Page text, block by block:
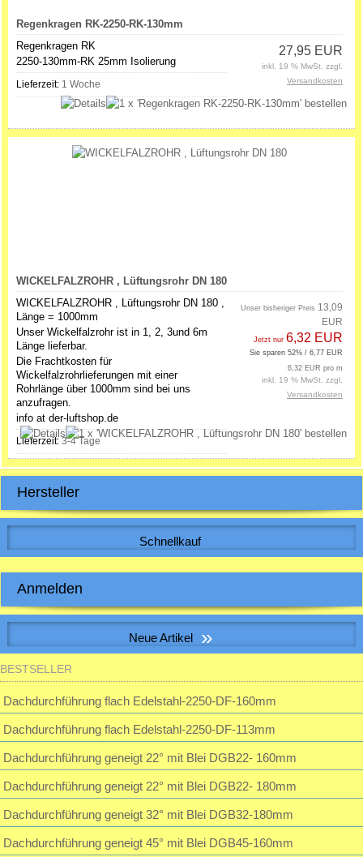
Regenkragen RK-2250-RK-130mm
Regenkragen RK
2250-130mm-RK 25mm Isolierung
Lieferzeit: 1 Woche
27,95 EUR
inkl. 19 % MwSt. zzgl.
Versandkosten
WICKELFALZROHR , Lüftungsrohr DN 180
WICKELFALZROHR , Lüftungsrohr DN 180 ,
Länge = 1000mm
Unser Wickelfalzrohr ist in 1, 2, 3und 6m
Länge lieferbar.
Die Frachtkosten für
Wickelfalzrohrlieferungen mit einer
Rohrlänge über 1000mm sind bei uns
anzufragen.
info at der-luftshop.de
Lieferzeit: 3-4 Tage
Unser bisheriger Preis 13,09
EUR
Jetzt nur 6,32 EUR
Sie sparen 52% / 6,77 EUR
6,32 EUR pro m
inkl. 19 % MwSt. zzgl.
Versandkosten
Hersteller
Schnellkauf
Anmelden
E-Mail-Adresse:
Passwort:
Passwort vergessen?
Neue Artikel »
S&P SILENT-100 CHZ VISUAL Kleinraum-Ventilatator, Feuchte, LED
195,23 EUR
BESTSELLER
Dachdurchführung flach Edelstahl-2250-DF-160mm
Dachdurchführung flach Edelstahl-2250-DF-113mm
Dachdurchführung geneigt 22° mit Blei DGB22- 160mm
Dachdurchführung geneigt 22° mit Blei DGB22- 180mm
Dachdurchführung geneigt 32° mit Blei DGB32-180mm
Dachdurchführung geneigt 45° mit Blei DGB45-160mm